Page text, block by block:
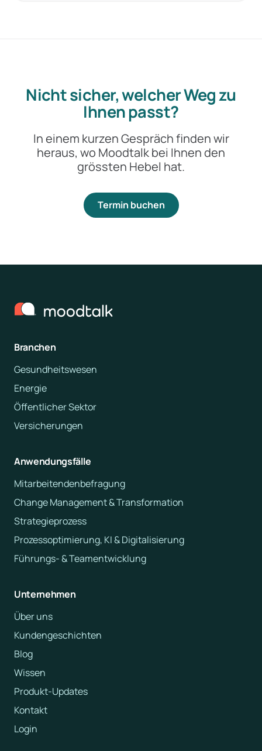
Nicht sicher, welcher Weg zu
Ihnen passt?
In einem kurzen Gespräch finden wir
heraus, wo Moodtalk bei Ihnen den
grössten Hebel hat.
Termin buchen
Branchen
Gesundheitswesen
Energie
Öffentlicher Sektor
Versicherungen
Anwendungsfälle
Mitarbeitendenbefragung
Change Management & Transformation
Strategieprozess
Prozessoptimierung, KI & Digitalisierung
Führungs- & Teamentwicklung
Unternehmen
Über uns
Kundengeschichten
Blog
Wissen
Produkt-Updates
Kontakt
Login